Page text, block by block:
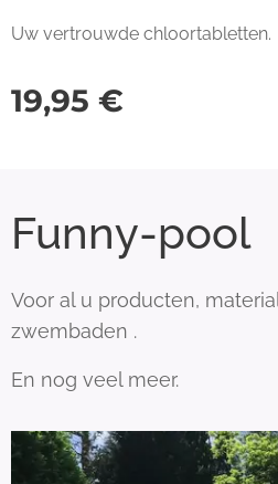
Uw vertrouwde chloortabletten.
19,95 €
Funny-pool
Voor al u producten,
zwembaden .
En nog veel meer.